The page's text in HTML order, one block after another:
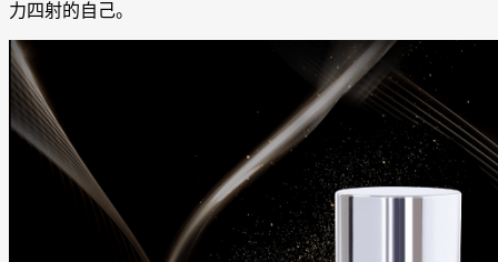
力四射的自己。